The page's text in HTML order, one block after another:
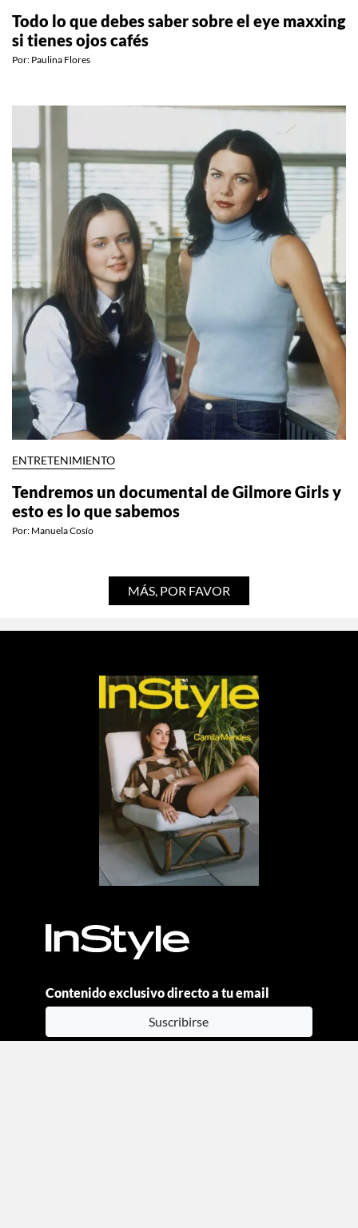
Todo lo que debes saber sobre el eye maxxing
si tienes ojos cafés
Por: Paulina Flores
ENTRETENIMIENTO
Tendremos un documental de Gilmore Girls y
esto es lo que sabemos
Por: Manuela Cosío
MÁS, POR FAVOR
Contenido exclusivo directo a tu email
Suscribirse